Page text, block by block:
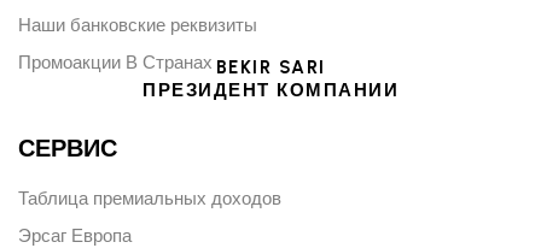
BEKIR SARI
ПРЕЗИДЕНТ КОМПАНИИ
Наши банковские реквизиты
Промоакции В Странах
СЕРВИС
Таблица премиальных доходов
Эрсаг Европа